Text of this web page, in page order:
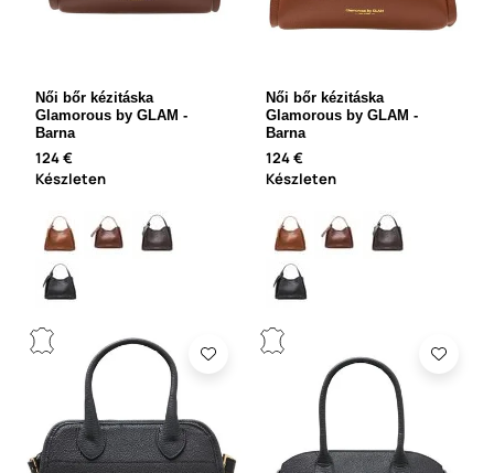
Női bőr kézitáska
Glamorous by GLAM -
Barna
124 €
Készleten
Női bőr kézitáska
Glamorous by GLAM -
Barna
124 €
Készleten